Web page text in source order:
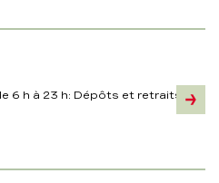
6 h à 23 h: Dépôts et retraits